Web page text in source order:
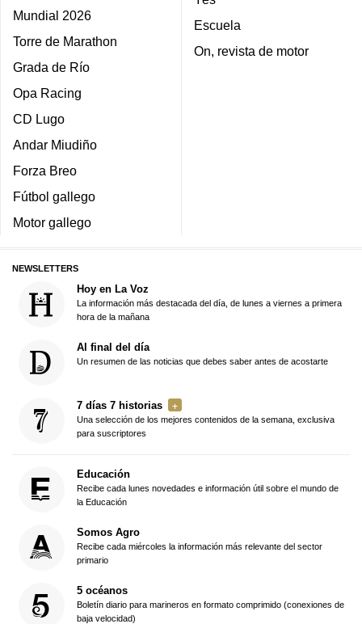
Mundial 2026
Torre de Marathon
Grada de Río
Opa Racing
CD Lugo
Andar Miudiño
Forza Breo
Fútbol gallego
Motor gallego
Escuela
On, revista de motor
NEWSLETTERS
Hoy en La Voz
La información más destacada del día, de lunes a viernes a primera
hora de la mañana
Al final del día
Un resumen de las noticias que debes saber antes de acostarte
7 días 7 historias
Una selección de los mejores contenidos de la semana, exclusiva
para suscriptores
Educación
Recibe cada lunes novedades e información útil sobre el mundo de
la Educación
Somos Agro
Recibe cada miércoles la información más relevante del sector
primario
5 océanos
Boletín diario para marineros en formato comprimido (conexiones de
baja velocidad)